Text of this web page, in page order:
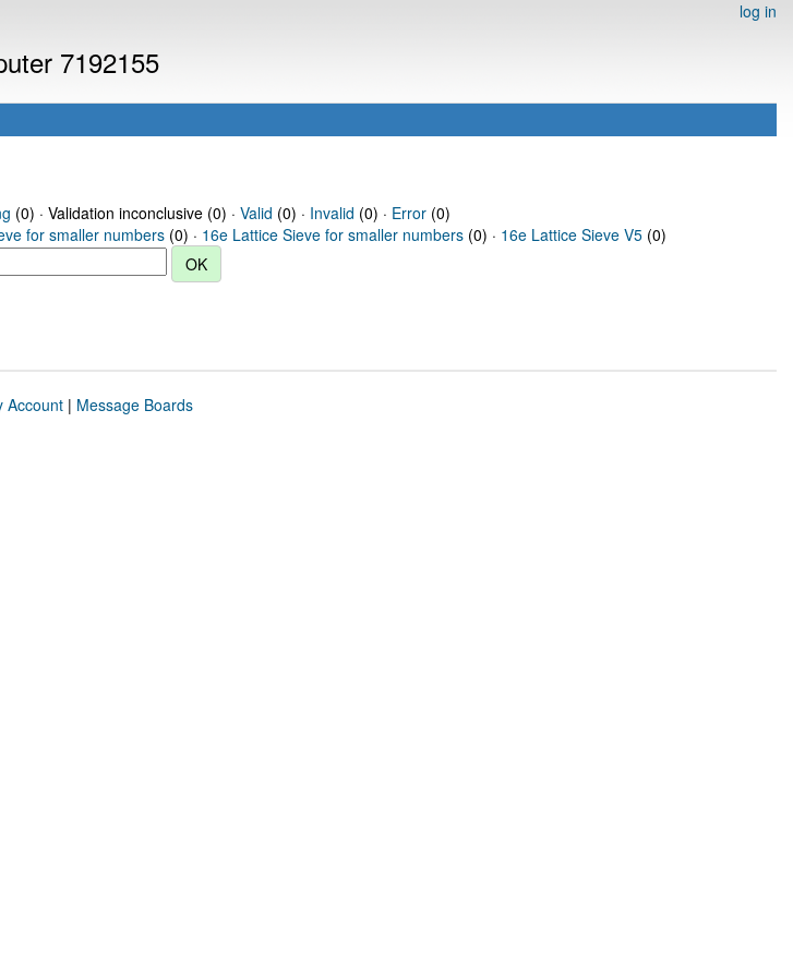
log in
7192155
(0) · Validation inconclusive (0) · Valid (0) · Invalid (0) · Error(0)
for smaller numbers (0) · 16e Lattice Sieve for smaller numbers (0) · 16e Lattice Sieve V5 (0)
Account| Message Boards